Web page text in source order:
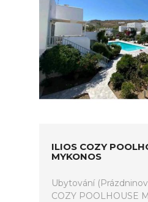
ILIOS COZY
MYKONOS
Ubytování
COZY POOLHOUSE